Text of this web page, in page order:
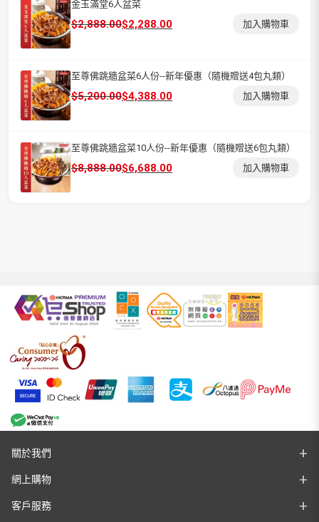
金玉滿堂6人盆菜
$2,888.00
原
格：
$2,888.00。
$2,288.00
目
格：
$2,288.00。
加入購物車
至尊佛跳牆盆菜6人份--新年優惠（隨機贈送4包丸類）
$5,200.00
原
格：
$5,200.00。
$4,388.00
目
格：
$4,388.00。
加入購物車
至尊佛跳牆盆菜10人份--新年優惠（隨機贈送6包丸類）
$8,888.00
原
$6,688.00
目
加入購物車
關於我們
網上購物
客戶服務